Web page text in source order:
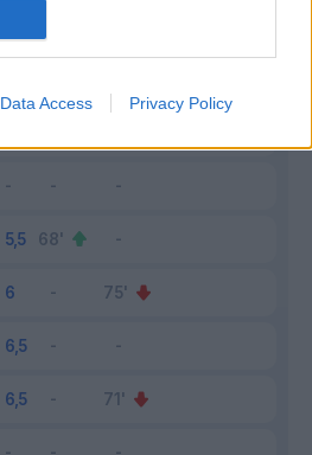
Data Access Privacy Policy